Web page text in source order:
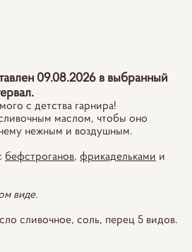
09.08.2026 в выбранный
с детства гарнира!
маслом, чтобы оно
нежным и воздушным.
бефстроганов, фрикадельками и
виде.
сливочное, соль, перец 5 видов.